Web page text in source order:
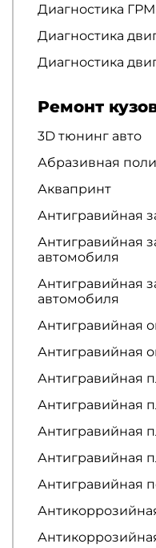
Диагностика ГРМ
Диагностика
Диагностика
Ремонт
3D тюнинг авто
Абразивная
Аквапринт
Антигравийная
Антигравийная
автомобиля
Антигравийная
автомобиля
Антигравийная
Антигравийная
Антигравийная
Антигравийная
Антигравийная
Антигравийная
Антигравийная